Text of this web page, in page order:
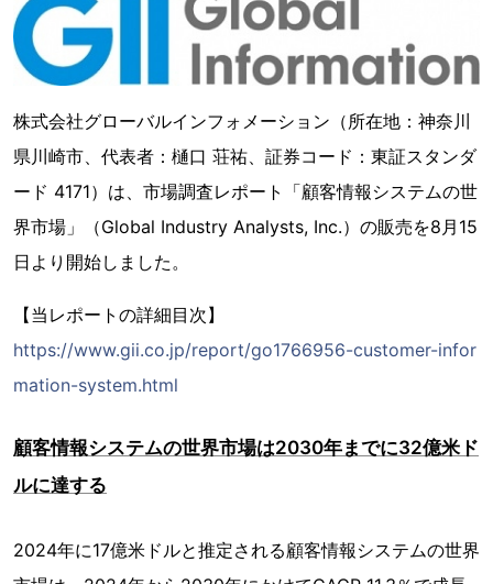
株式会社グローバルインフォメーション（所在地：神奈川
県川崎市、代表者：樋口 荘祐、証券コード：東証スタンダ
ード 4171）は、市場調査レポート「顧客情報システムの世
界市場」（Global Industry Analysts, Inc.）の販売を8月15
日より開始しました。
【当レポートの詳細目次】
https://www.gii.co.jp/report/go1766956-customer-infor
mation-system.html
顧客情報システムの世界市場は2030年までに32億米ド
ルに達する
2024年に17億米ドルと推定される顧客情報システムの世界